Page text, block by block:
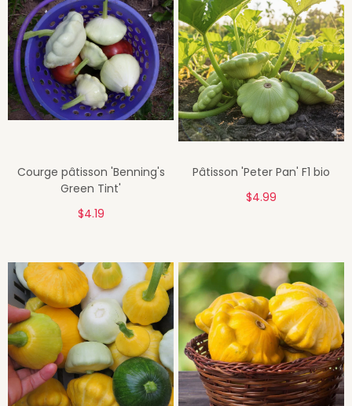
Courge pâtisson 'Benning's
Green Tint'
$4.19
Pâtisson 'Peter Pan' F1 bio
$4.99